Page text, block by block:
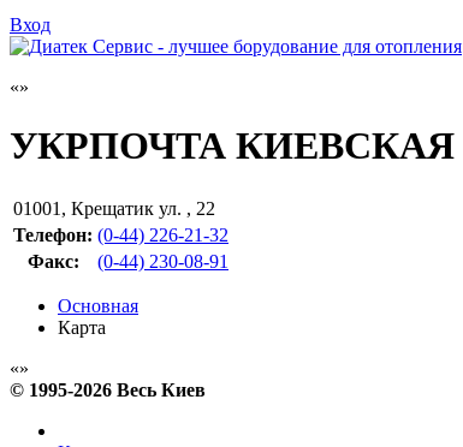
Вход
УКРПОЧТА
01001 , Крещатик ул. , 22
Телефон: (0-44) 226-21-32
Факс: (0-44) 230-08-91
Основная
Карта
© 1995-2026 Весь Киев